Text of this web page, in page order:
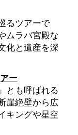
るツアーで
ムラバ宮殿な
化と遺産を深
ー
とも呼ばれる
崖絶壁から広
キングや星空